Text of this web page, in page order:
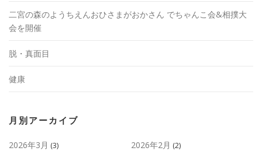
二宮の森のようちえんおひさまがおかさん でちゃんこ会&相撲大
会を開催
脱・真面目
健康
月別アーカイブ
2026年3月 (3) 2026年2月 (2)